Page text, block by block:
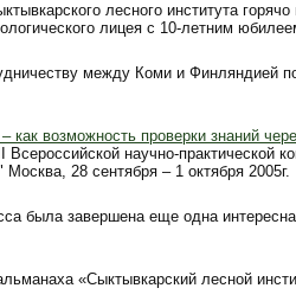
лесного института
лицея с 10-летним
между Коми и Финляндией
как возможность проверки знаний
научно-практической
28 сентября – 1 октября 2005г.
была завершена еще одна
«Сыктывкарский лесной